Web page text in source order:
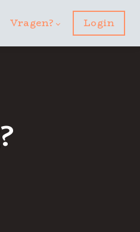
Vragen? Login
?